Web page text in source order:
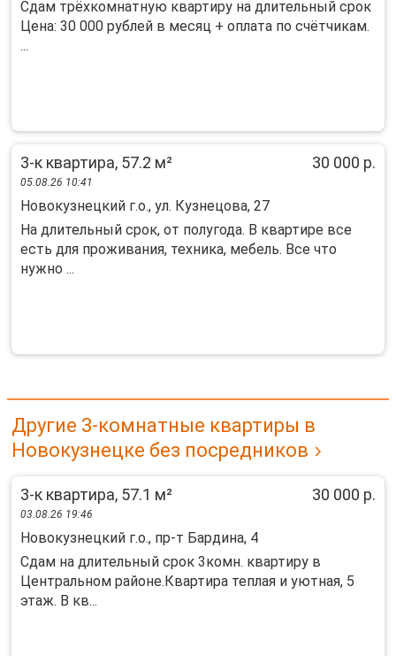
Сдам трёхкомнатную квартиру на длительный срок
Цена: 30 000 рублей в месяц + оплата по счётчикам.
...
3-к квартира, 57.2 м² 30 000 р.
05.08.26 10:41
Новокузнецкий г.о., ул. Кузнецова, 27
На длительный срок, от полугода. В квартире все
есть для проживания, техника, мебель. Все что
нужно ...
Другие 3-комнатные квартиры в
Новокузнецке без посредников
3-к квартира, 57.1 м² 30 000 р.
03.08.26 19:46
Новокузнецкий г.о., пр-т Бардина, 4
Сдам на длительный срок 3комн. квартиру в
Центральном районе.Квартира теплая и уютная, 5
этаж. В кв...